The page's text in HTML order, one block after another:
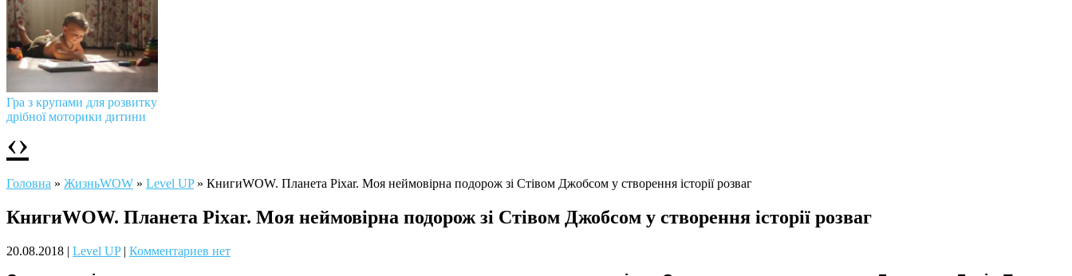
Гра з крупами для розвитку
дрібної моторики дитини
Чому дітям корисно читати
‹›
Головна » ЖизньWOW » Level UP» КнигиWOW. Планета Pixar. Моя неймовірна подорож зі Стівом Джобсом у створення історії розваг
КнигиWOW. Планета Pixar. Моя неймовірна подорож зі Стівом Джобсом у створення історії розваг
20.08.2018 | Level UP| Комментариев нет